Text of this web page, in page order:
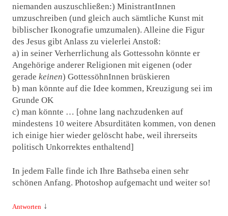
niemanden auszuschließen:) MinistrantInnen
umzuschreiben (und gleich auch sämtliche Kunst mit
biblischer Ikonografie umzumalen). Alleine die Figur
des Jesus gibt Anlass zu vielerlei Anstoß:
a) in seiner Verherrlichung als Gottessohn könnte er
Angehörige anderer Religionen mit eigenen (oder
gerade keinen) GottessöhnInnen brüskieren
b) man könnte auf die Idee kommen, Kreuzigung sei im
Grunde OK
c) man könnte … [ohne lang nachzudenken auf
mindestens 10 weitere Absurditäten kommen, von denen
ich einige hier wieder gelöscht habe, weil ihrerseits
politisch Unkorrektes enthaltend]
In jedem Falle finde ich Ihre Bathseba einen sehr
schönen Anfang. Photoshop aufgemacht und weiter so!
Antworten ↓